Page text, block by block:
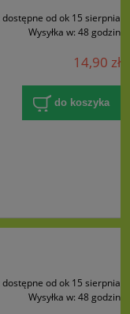
dostępne od ok 15 sierpnia
Wysyłka w: 48 godzin
14,90 zł
do koszyka
dostępne od ok 15 sierpnia
Wysyłka w: 48 godzin